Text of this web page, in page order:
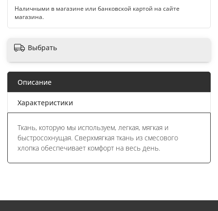
Наличными в магазине или банковской картой на сайте
магазина.
Выбрать
Описание
Характеристики
Ткань, которую мы используем, легкая, мягкая и
быстросохнущая. Сверхмягкая ткань из смесового
хлопка обеспечивает комфорт на весь день.